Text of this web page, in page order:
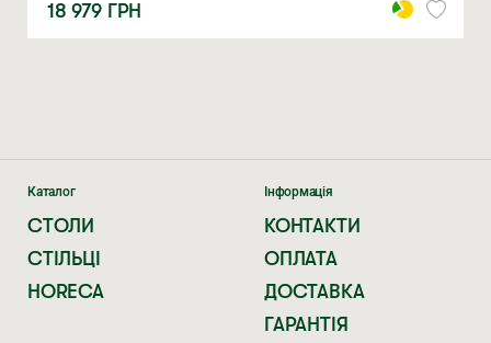
18 979 ГРН
Каталог
СТОЛИ
СТІЛЬЦІ
HORECA
Інформація
КОНТАКТИ
ОПЛАТА
ДОСТАВКА
ГАРАНТІЯ